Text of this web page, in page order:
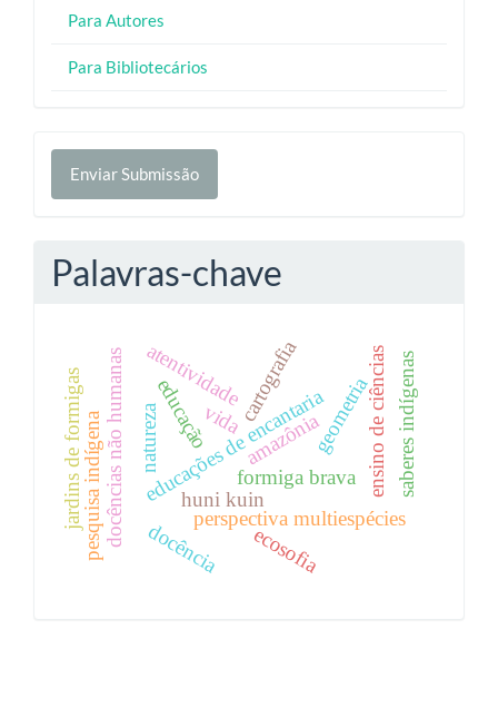
Para Autores
Para Bibliotecários
Enviar
Submissão
Enviar Submissão
Palavras-chave
formiga brava
amazônia
educações de encantaria
docências não humanas educação
perspectiva multiespécies
docência
vida ensino de ciências
ecosofia
cartografia
pesquisa indígena huni kuin
atentividade
jardins de formigas natureza saberes indígenas
geometria